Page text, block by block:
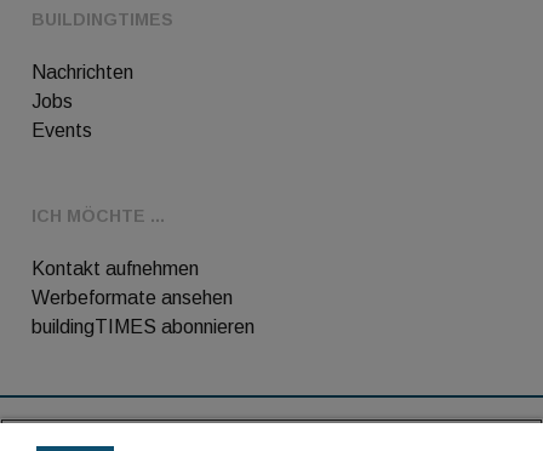
BUILDINGTIMES
Nachrichten
Jobs
Events
ICH MÖCHTE ...
Kontakt aufnehmen
Werbeformate ansehen
buildingTIMES abonnieren